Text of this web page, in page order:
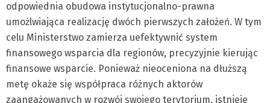
odpowiednia obudowa instytucjonalno-prawna
umożlwiająca realizację dwóch pierwszych założeń. W tym
celu Ministerstwo zamierza uefektywnić system
finansowego wsparcia dla regionów, precyzyjnie kierując
finansowe wsparcie. Ponieważ nieoceniona na dłuższą
metę okaże się współpraca różnych aktorów
zaangażowanych w rozwój swojego terytorium, istnieje